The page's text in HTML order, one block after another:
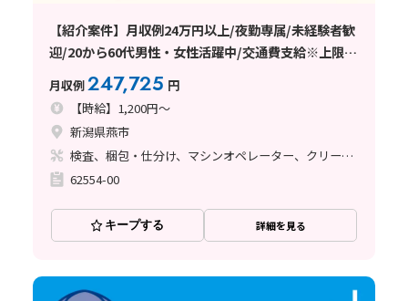
【紹介案件】月収例24万円以上/夜勤専属/未経験者歓
迎/20から60代男性・女性活躍中/交通費支給※上限3
万支給/日払い・週払い制度あり
月収例247,725 円
【時給】1,200円～
新潟県燕市
検査、梱包・仕分け、マシンオペレーター、クリーンルーム
62554-00
キープする 詳細を見る